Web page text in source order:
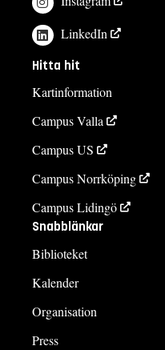
LinkedIn
Hitta hit
Kartinformation
Campus Valla
Campus US
Campus Norrköping
Campus Lidingö
Snabblänkar
Biblioteket
Kalender
Organisation
Press